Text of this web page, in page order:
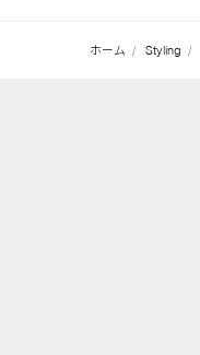
ホーム Styling